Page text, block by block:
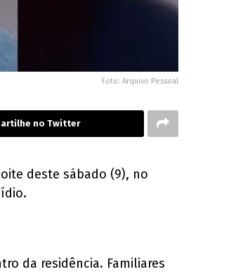
Foto: Arquivo Pessoal
no Twitter
deste sábado (9), no
da residência. Familiares